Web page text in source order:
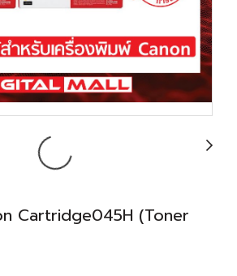
Cartridge045H (Toner